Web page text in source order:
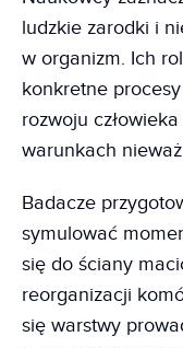
ludzkie zarodki i
w organizm. Ich
konkretne
rozwoju
warunkach
Badacze
symulować
się do ściany
reorganizacji
się warstwy